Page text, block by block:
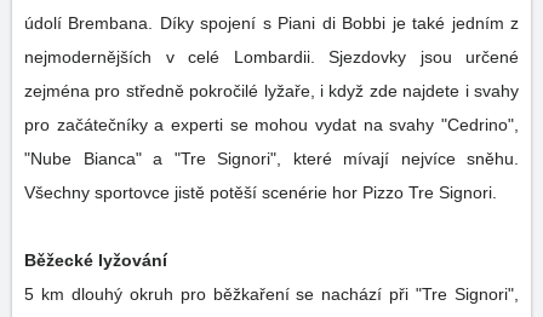
údolí Brembana. Díky spojení s Piani di Bobbi je také jedním z
nejmodernějších v celé Lombardii. Sjezdovky jsou určené
zejména pro středně pokročilé lyžaře, i když zde najdete i svahy
pro začátečníky a experti se mohou vydat na svahy "Cedrino",
"Nube Bianca" a "Tre Signori", které mívají nejvíce sněhu.
Všechny sportovce jistě potěší scenérie hor Pizzo Tre Signori.
Běžecké lyžování
5 km dlouhý okruh pro běžkaření se nachází při "Tre Signori",